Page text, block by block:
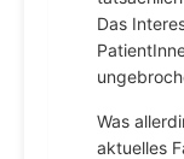
Das
Was
aktuelles